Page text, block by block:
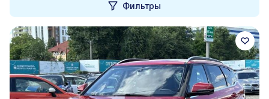
Фильтры